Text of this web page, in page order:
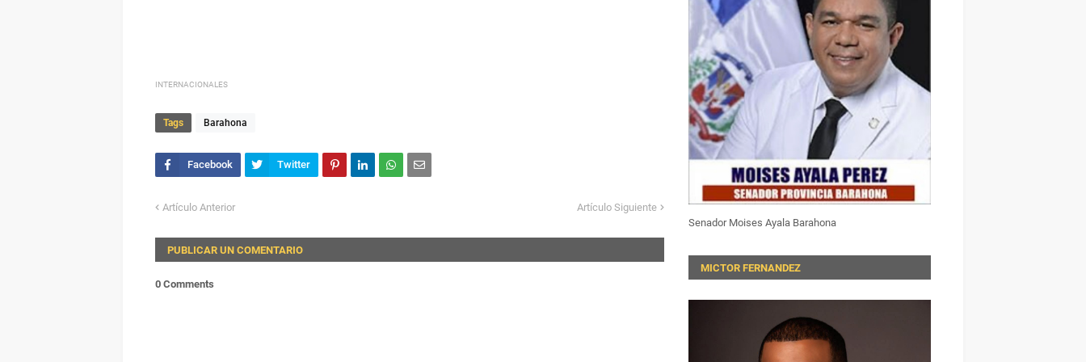
INTERNACIONALES
Tags Barahona
Artículo Anterior Artículo Siguiente
PUBLICAR UN COMENTARIO
0 Comments
Senador Moises Ayala Barahona
MICTOR FERNANDEZ